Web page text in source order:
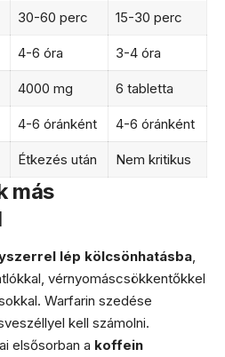
30-60 perc 15-30 perc
4-6 óra 3-4 óra
4000 mg 6 tabletta
4-6 óránként 4-6 óránként
Étkezés után Nem kritikus
más
lép kölcsönhatásba
vérnyomáscsökkentőkkel
Warfarin szedése
kell számolni.
elsősorban a koffein